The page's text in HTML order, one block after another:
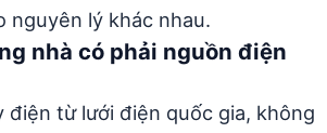
nguyên lý khác nhau.
nhà có phải nguồn điện
điện từ lưới điện quốc gia, không